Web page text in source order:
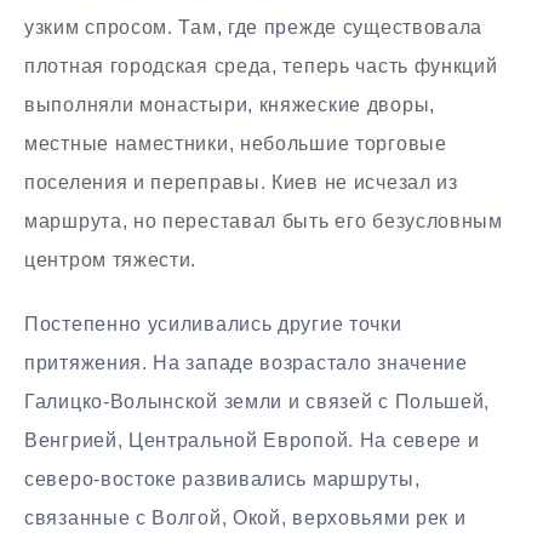
узким спросом. Там, где прежде существовала
плотная городская среда, теперь часть функций
выполняли монастыри, княжеские дворы,
местные наместники, небольшие торговые
поселения и переправы. Киев не исчезал из
маршрута, но переставал быть его безусловным
центром тяжести.
Постепенно усиливались другие точки
притяжения. На западе возрастало значение
Галицко-Волынской земли и связей с Польшей,
Венгрией, Центральной Европой. На севере и
северо-востоке развивались маршруты,
связанные с Волгой, Окой, верховьями рек и